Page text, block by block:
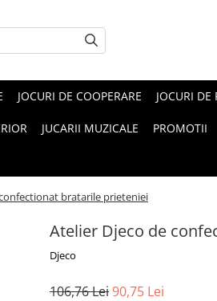
JOCURI DE COOPERARE JOCURI DE
JUCARII MUZICALE PROMOTII
bratarile prieteniei
Atelier Djeco de
Djeco
106,76 Lei90,75 Lei